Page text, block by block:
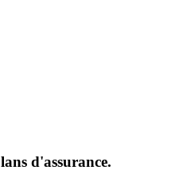
d'assurance.